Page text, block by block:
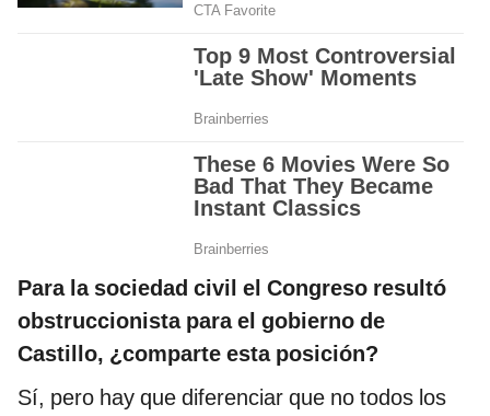
Para la sociedad civil el Congreso resultó
obstruccionista para el gobierno de
Castillo, ¿comparte esta posición?
Sí, pero hay que diferenciar que no todos los